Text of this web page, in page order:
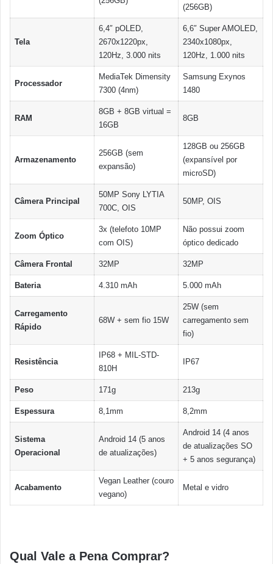
(256GB)
Tela
6,4″ pOLED,
2670x1220px,
120Hz, 3.000 nits
6,6″ Super AMOLED,
2340x1080px,
120Hz, 1.000 nits
Processador
MediaTek Dimensity
7300 (4nm)
Samsung Exynos
1480
RAM
8GB + 8GB virtual =
16GB
8GB
Armazenamento
256GB (sem
expansão)
128GB ou 256GB
(expansível por
microSD)
Câmera Principal
50MP Sony LYTIA
700C, OIS
50MP, OIS
Zoom Óptico
3x (telefoto 10MP
com OIS)
Não possui zoom
óptico dedicado
Câmera Frontal 32MP 32MP
Bateria 4.310 mAh 5.000 mAh
Carregamento
Rápido
68W + sem fio 15W
25W (sem
carregamento sem
fio)
Resistência
IP68 + MIL-STD-
810H
IP67
Peso 171g 213g
Espessura 8,1mm 8,2mm
Sistema
Operacional
Android 14 (5 anos
de atualizações)
Android 14 (4 anos
de atualizações SO
+ 5 anos segurança)
Acabamento
Vegan Leather (couro
vegano)
Metal e vidro
Qual Vale a Pena Comprar?